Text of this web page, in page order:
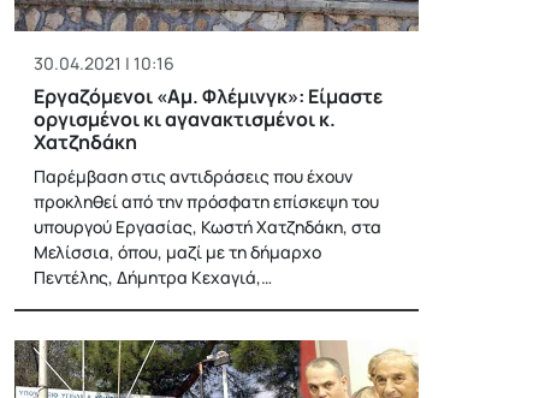
30.04.2021 | 10:16
Εργαζόμενοι «Αμ. Φλέμινγκ»: Είμαστε
οργισμένοι κι αγανακτισμένοι κ.
Χατζηδάκη
Παρέμβαση στις αντιδράσεις που έχουν
προκληθεί από την πρόσφατη επίσκεψη του
υπουργού Εργασίας, Κωστή Χατζηδάκη, στα
Μελίσσια, όπου, μαζί με τη δήμαρχο
Πεντέλης, Δήμητρα Κεχαγιά,…